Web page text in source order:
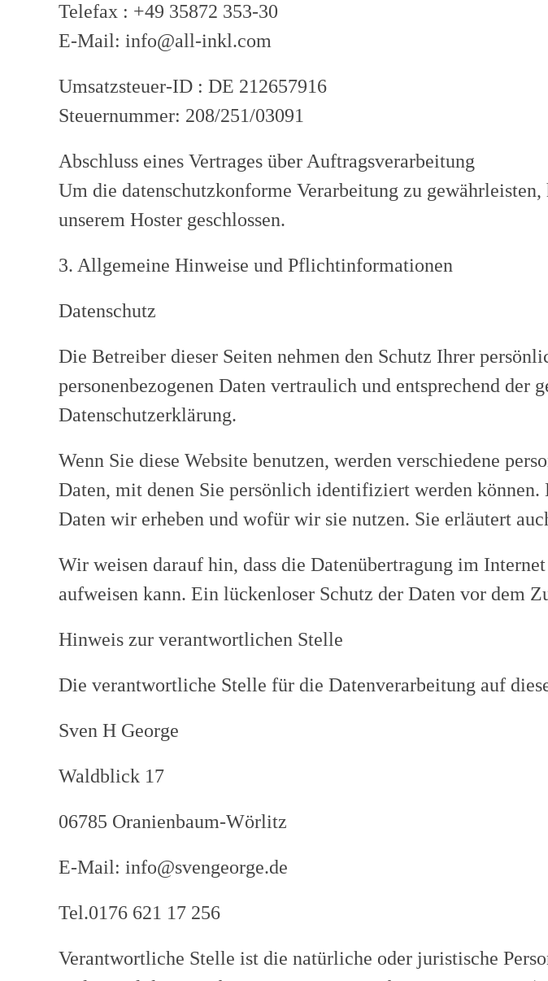
Telefax : +49 35872 353-30
E-Mail: info@all-inkl.com
Umsatzsteuer-ID : DE 212657916
Steuernummer: 208/251/03091
Abschluss eines Vertrages über Auftragsverarbeitung
Um die datenschutzkonforme Verarbeitung zu
unserem Hoster geschlossen.
3. Allgemeine Hinweise und Pflicht­informationen
Datenschutz
Die Betreiber dieser Seiten nehmen den Schutz Ihrer
personenbezogenen Daten vertraulich und entsprechend der
Datenschutzerklärung.
Wenn Sie diese Website benutzen, werden verschiedene
Daten, mit denen Sie persönlich identifiziert werden
Daten wir erheben und wofür wir sie nutzen. Sie erläutert
Wir weisen darauf hin, dass die Datenübertragung im
aufweisen kann. Ein lückenloser Schutz der Daten vor dem
Hinweis zur verantwortlichen Stelle
Die verantwortliche Stelle für die Datenverarbeitung auf
Sven H George
Waldblick 17
06785 Oranienbaum-Wörlitz
E-Mail: info@svengeorge.de
Tel.0176 621 17 256
Verantwortliche Stelle ist die natürliche oder juristische